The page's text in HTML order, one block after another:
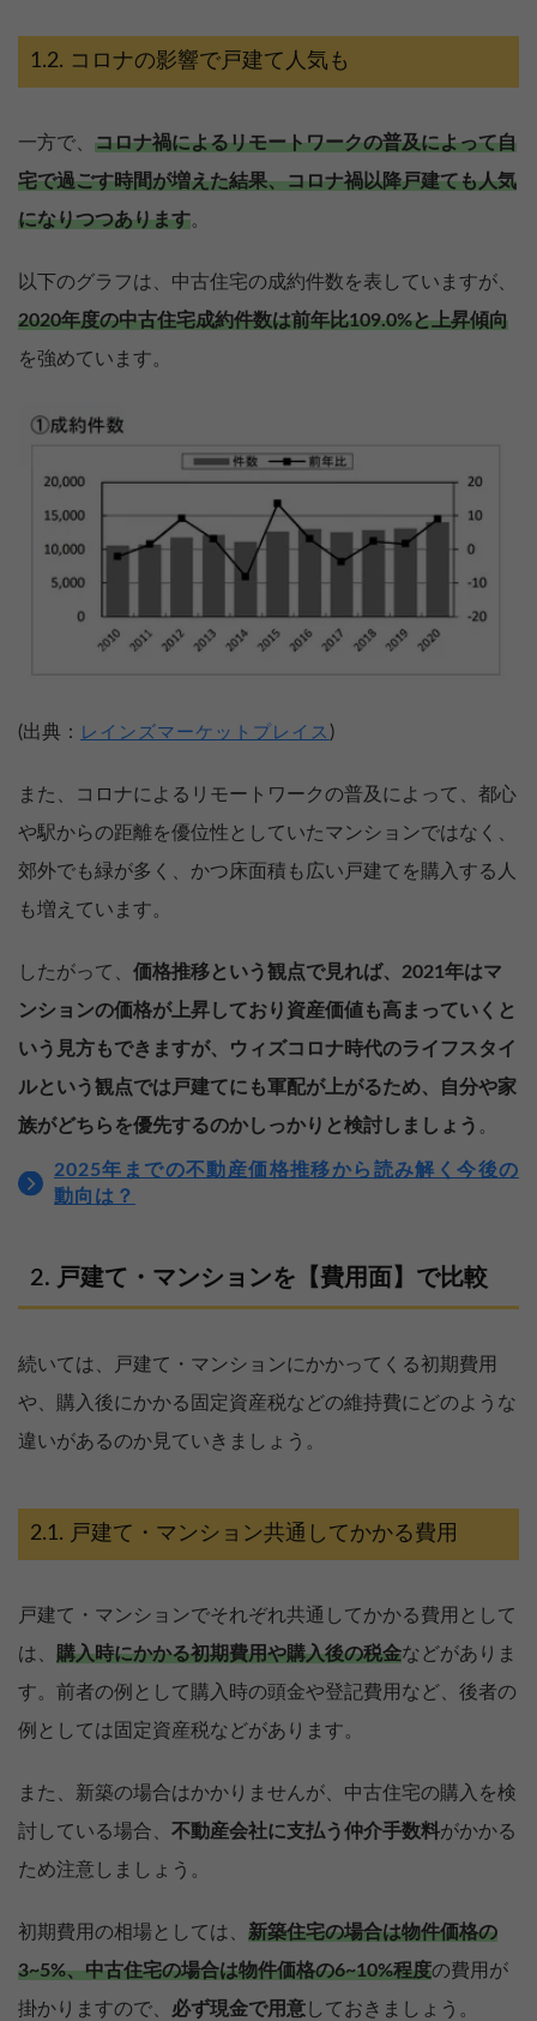
コロナの影響で戸建て人気も
一方で、 コロナ禍によるリモートワークの普及によって自
宅で過ごす時間が増えた結果、コロナ禍以降戸建ても人気
になりつつあります。
以下のグラフは、中古住宅の成約件数を表していますが、
2020年度の中古住宅成約件数は前年比109.0%と上昇傾向
を強めています。
(出典： レインズマーケットプレイス )
また、コロナによるリモートワークの普及によって、都心
や駅からの距離を優位性としていたマンションではなく、
郊外でも緑が多く、かつ床面積も広い戸建てを購入する人
も増えています。
したがって、 価格推移という観点で見れば、2021年はマ
ンションの価格が上昇しており資産価値も高まっていくと
いう見方もできますが、ウィズコロナ時代のライフスタイ
ルという観点では戸建てにも軍配が上がるため、自分や家
族がどちらを優先するのかしっかりと検討しましょう 。
2025年までの不動産価格推移から読み解く今後の
動向は？
戸建て・マンションを【費用面】で比較
続いては、戸建て・マンションにかかってくる初期費用
や、購入後にかかる固定資産税などの維持費にどのような
違いがあるのか見ていきましょう。
戸建て・マンション共通してかかる費用
戸建て・マンションでそれぞれ共通してかかる費用として
は、 購入時にかかる初期費用や購入後の税金などがありま
す。前者の例として購入時の頭金や登記費用など、後者の
例としては固定資産税などがあります。
また、新築の場合はかかりませんが、中古住宅の購入を検
討している場合、 不動産会社に支払う仲介手数料がかかる
ため注意しましょう。
初期費用の相場としては、 新築住宅の場合は物件価格の
3~5%、中古住宅の場合は物件価格の6~10%程度の費用が
掛かりますので、 必ず現金で用意 しておきましょう。